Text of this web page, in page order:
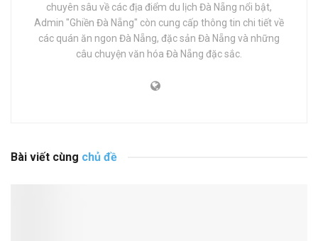
chuyên sâu về các địa điểm du lịch Đà Nẵng nổi bật,
Admin "Ghiền Đà Nẵng" còn cung cấp thông tin chi tiết về
các quán ăn ngon Đà Nẵng, đặc sản Đà Nẵng và những
câu chuyện văn hóa Đà Nẵng đặc sắc.
Bài viết cùng chủ đề